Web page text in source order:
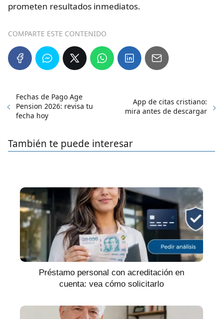
prometen resultados inmediatos.
COMPARTE ESTE CONTENIDO
Fechas de Pago Age
Pension 2026: revisa tu
fecha hoy
App de citas cristiano:
mira antes de descargar
También te puede interesar
Préstamo personal con acreditación en
cuenta: vea cómo solicitarlo